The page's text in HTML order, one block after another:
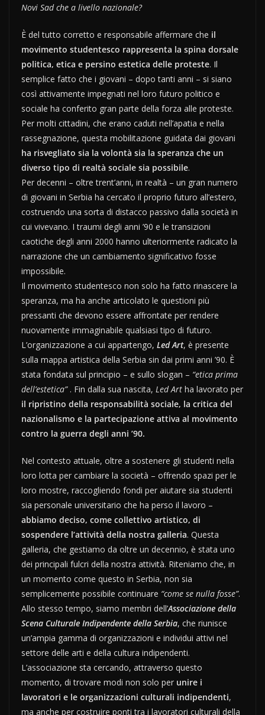
Novi Sad che a livello nazionale?
È del tutto corretto e responsabile affermare che il
movimento studentesco rappresenta la spina dorsale
politica, etica e persino estetica delle proteste. Il
semplice fatto che i giovani – dopo tanti anni – si siano
così attivamente impegnati nel loro futuro politico e
sociale ha conferito gran parte della forza alle proteste.
Per molti cittadini, che erano caduti nell’apatia e nella
rassegnazione, questa mobilitazione guidata dai giovani
ha risvegliato sia la volontà sia la speranza che un
diverso tipo di realtà sociale sia possibile.
Per decenni – oltre trent’anni, in realtà – un gran numero
di giovani in Serbia ha cercato il proprio futuro all’estero,
costruendo una sorta di distacco passivo dalla società in
cui vivevano. I traumi degli anni ’90 e le transizioni
caotiche degli anni 2000 hanno ulteriormente radicato la
narrazione che un cambiamento significativo fosse
impossibile.
Il movimento studentesco non solo ha fatto rinascere la
speranza, ma ha anche articolato le questioni più
pressanti che devono essere affrontate per rendere
nuovamente immaginabile qualsiasi tipo di futuro.
L’organizzazione a cui appartengo, Led Art, è presente
sulla mappa artistica della Serbia sin dai primi anni ’90. È
stata fondata sul principio – e sullo slogan – “etica prima
dell’estetica”. Fin dalla sua nascita, Led Art ha lavorato per
il ripristino della responsabilità sociale, la critica del
nazionalismo e la partecipazione attiva al movimento
contro la guerra degli anni ’90.
Nel contesto attuale, oltre a sostenere gli studenti nella
loro lotta per cambiare la società – offrendo spazi per le
loro mostre, raccogliendo fondi per aiutare sia studenti
sia personale universitario che ha perso il lavoro –
abbiamo deciso, come collettivo artistico, di
sospendere l’attività della nostra galleria. Questa
galleria, che gestiamo da oltre un decennio, è stata uno
dei principali fulcri della nostra attività. Riteniamo che, in
un momento come questo in Serbia, non sia
semplicemente possibile continuare “come se nulla fosse”.
Allo stesso tempo, siamo membri dell’Associazione della
Scena Culturale Indipendente della Serbia, che riunisce
un’ampia gamma di organizzazioni e individui attivi nel
settore delle arti e della cultura indipendenti.
L’associazione sta cercando, attraverso questo
momento, di trovare modi non solo per unire i
lavoratori e le organizzazioni culturali indipendenti,
ma anche per costruire ponti tra i lavoratori culturali della